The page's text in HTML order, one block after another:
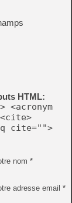
HTML:
cite="">
nom *
adresse email *